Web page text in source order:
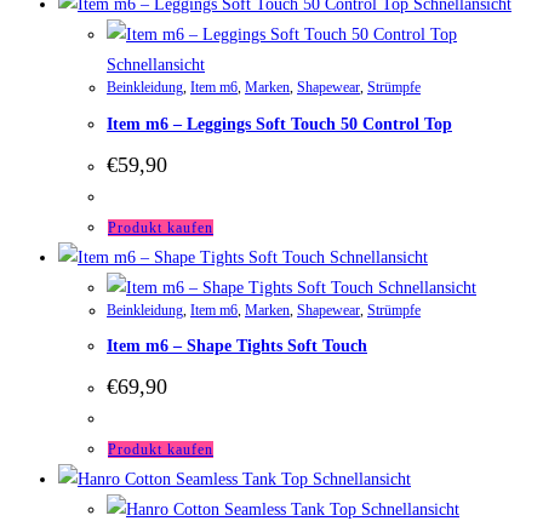
Schnellansicht
Schnellansicht
Beinkleidung, Item m6, Marken, Shapewear, Strümpfe
Item m6 – Leggings Soft Touch 50 Control Top
€59,90
Produkt kaufen
Schnellansicht
Schnellansicht
Beinkleidung Item m6 Marken Shapewear Strümpfe
Item m6 – Shape Tights Soft Touch
€69,90
Produkt kaufen
Schnellansicht
Schnellansicht